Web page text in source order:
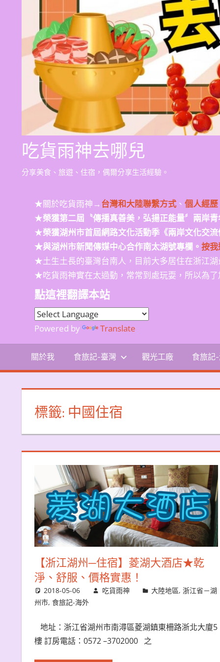
吃貨雨神去哪兒
分享美食、旅遊、住宿，偶爾分享生活經驗。
★關於吃貨雨神→台灣和大陸聯繫方式、 個人經歷
★榮獲第二屆〝傳播真善美，弘揚正能量〞兩岸
★榮獲湖州市首屆網路文化活動季《兩岸文化交流
★與湖州市新聞傳媒中心合作南太湖號專欄。 按
★土生土長的臺灣台南人，目前大多居住在浙江湖
★吃貨雨神實在太過動，常常到處玩耍，所以為
點這裡翻譯本站
Powered by Translate
關於我 食旅記-臺灣 觀光工廠 食旅記
標籤: 中國住宿
【浙江湖州─住宿】菱湖大酒店★乾
淨、舒服、價格實惠！
2018-05-06 吃貨雨神 大陸地區,浙江省－湖
州市, 食旅記-海外
地址：浙江省湖州市南潯區菱湖鎮東柵路浙北大廈5
樓 訂房電話：0572 –3702000 之